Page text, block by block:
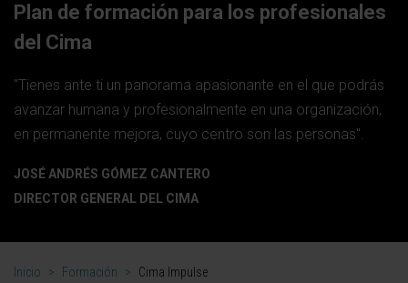
Plan de formación para los profesionales
del Cima
"Tienes ante ti un panorama apasionante en el que podrás
avanzar humana y profesionalmente en una organización,
en permanente mejora, cuyo centro son las personas".
JOSÉ ANDRÉS GÓMEZ CANTERO
DIRECTOR GENERAL DEL CIMA
Inicio > Formación > Cima Impulse